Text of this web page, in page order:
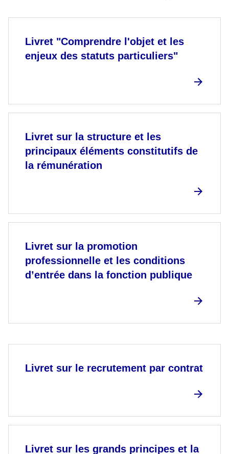
Livret "Comprendre l'objet et les
enjeux des statuts particuliers"
Livret sur la structure et les
principaux éléments constitutifs de
la rémunération
Livret sur la promotion
professionnelle et les conditions
d’entrée dans la fonction publique
Livret sur le recrutement par contrat
Livret sur les grands principes et la